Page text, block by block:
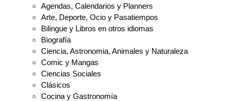
Agendas, Calendarios y Planners
Arte, Deporte, Ocio y Pasatiempos
Bilingue y Libros en otros idiomas
Biografía
Ciencia, Astronomia, Animales y Naturaleza
Comic y Mangas
Ciencias Sociales
Clásicos
Cocina y Gastronomía